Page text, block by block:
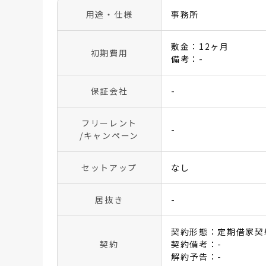
用途・仕様 事務所
初期費用
敷金：12ヶ月
備考：-
保証会社 -
フリーレント
/キャンペーン
-
セットアップ なし
居抜き -
契約
契約形態：定期借家
契約備考：-
解約予告：-